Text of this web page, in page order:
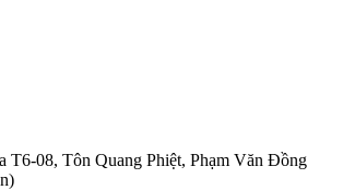
T6-08, Tôn Quang Phiệt, Phạm Văn Đồng